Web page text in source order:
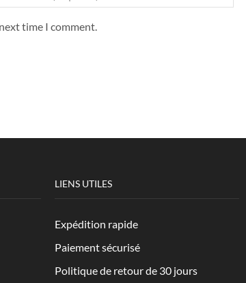
time I comment.
LIENS UTILES
Expédition rapide
Paiement sécurisé
Politique de retour de 30 jours